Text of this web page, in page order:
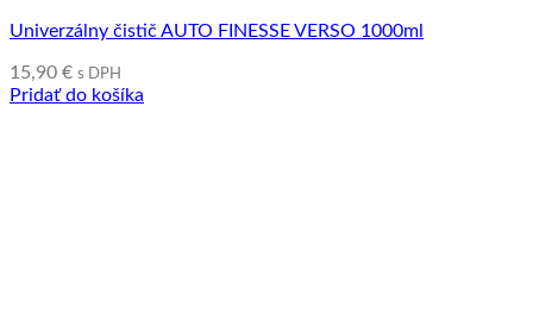
Univerzálny čistič AUTO FINESSE VERSO 1000ml
15,90 € s DPH
Pridať do košíka